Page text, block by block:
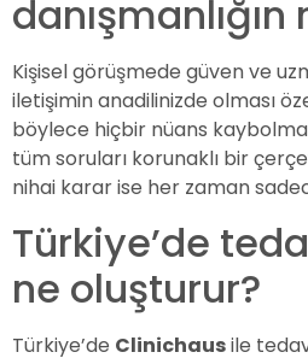
danışmanlığın
Kişisel görüşmede güven ve
iletişimin anadilinizde olması
böylece hiçbir nüans
tüm soruları korunaklı bir
nihai karar ise her zaman
Türkiye’de
ne oluşturur?
Türkiye’de Clinichausile